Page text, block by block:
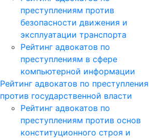
преступлениям против
безопасности движения и
эксплуатации транспорта
Рейтинг адвокатов по
преступлениям в сфере
компьютерной информации
Рейтинг адвокатов по
против государственной власти
Рейтинг адвокатов по
преступлениям против основ
конституционного строя и